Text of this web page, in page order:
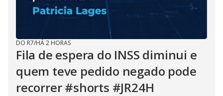
DO R7/HÁ 2 HORAS
Fila de espera do INSS diminui e
quem teve pedido negado pode
recorrer #shorts #JR24H